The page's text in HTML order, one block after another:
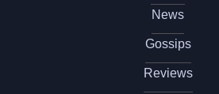
News
Gossips
Reviews